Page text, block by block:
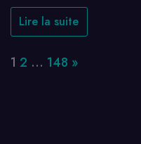
Lire la suite
Page:
1 2 … 148 Next
»